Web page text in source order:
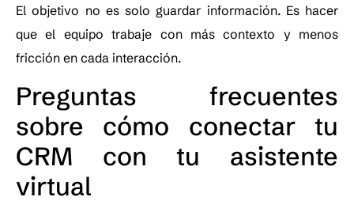
El objetivo no es solo guardar información. Es hacer
que el equipo trabaje con más contexto y menos
fricción en cada interacción.
Preguntas frecuentes
sobre cómo conectar tu
CRM con tu asistente
virtual